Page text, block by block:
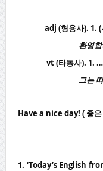
adj (형용사). 1.
환영
vt (타동사). 1. …을
그는
Have a nice day! ( 좋은
1. ‘Today’s English